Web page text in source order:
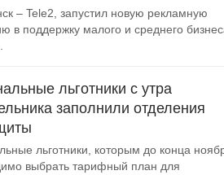
– Tele2, запустил новую рекламную
в поддержку малого и среднего
льготники с утра
заполнили отделения
льготники, которым до конца
выбрать тарифный план для